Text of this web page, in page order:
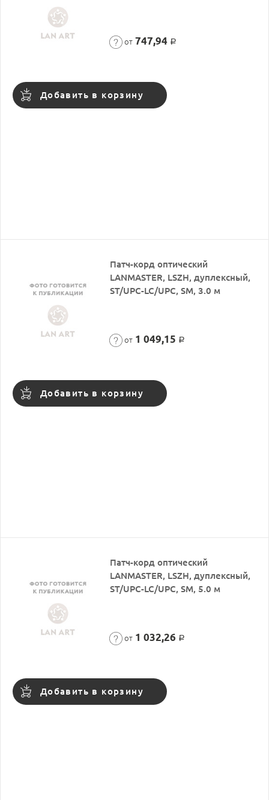
от 747,94 Р
Добавить в корзину
Патч-корд оптический
LANMASTER, LSZH, дуплексный,
ST/UPC-LC/UPC, SM, 3.0 м
от 1 049,15 Р
Добавить в корзину
Патч-корд оптический
LANMASTER, LSZH, дуплексный,
ST/UPC-LC/UPC, SM, 5.0 м
от 1 032,26 Р
Добавить в корзину